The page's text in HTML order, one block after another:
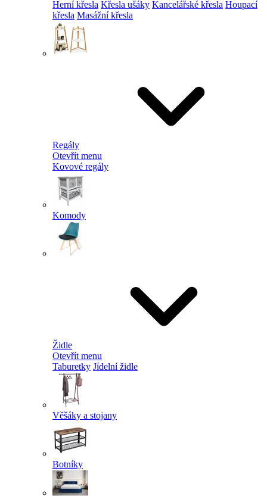
Herní křesla Křesla ušáky Kancelářské křesla Houpací
křesla Masážní křesla
Regály
Otevřít menu
Kovové regály
Komody
Židle
Otevřít menu
Taburetky Jídelní židle
Věšáky a stojany
Botníky